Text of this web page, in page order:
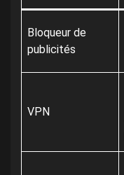
Bloqueur de
publicités
VPN